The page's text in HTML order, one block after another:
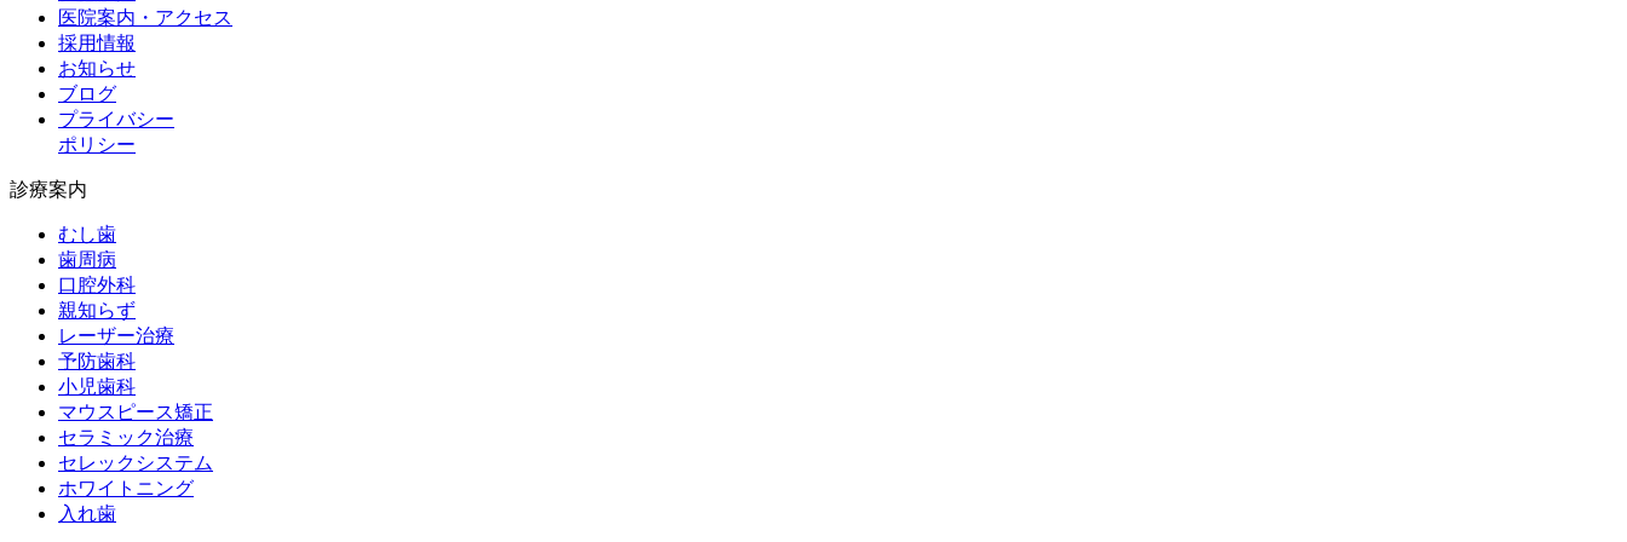
医院案内・アクセス
採用情報
お知らせ
ブログ
プライバシー
ポリシー
診療案内
むし歯
歯周病
口腔外科
親知らず
レーザー治療
予防歯科
小児歯科
マウスピース矯正
セラミック治療
セレックシステム
ホワイトニング
入れ歯